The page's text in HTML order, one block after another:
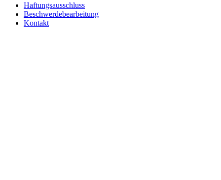
Haftungsausschluss
Beschwerdebearbeitung
Kontakt